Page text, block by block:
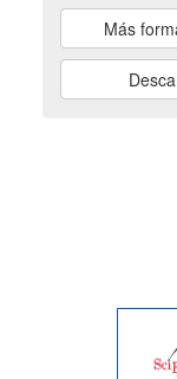
Más